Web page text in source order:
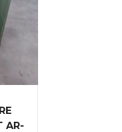
AR-